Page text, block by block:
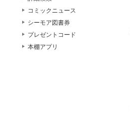
コミックニュース
シーモア図書券
プレゼントコード
本棚アプリ